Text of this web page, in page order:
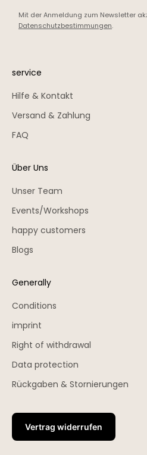
Mit der Anmeldung zum Newsletter
Datenschutzbestimmungen.
service
Hilfe & Kontakt
Versand & Zahlung
FAQ
Über Uns
Unser Team
Events/Workshops
happy customers
Blogs
Generally
Conditions
imprint
Right of withdrawal
Data protection
Rückgaben & Stornierungen
Vertrag widerrufen